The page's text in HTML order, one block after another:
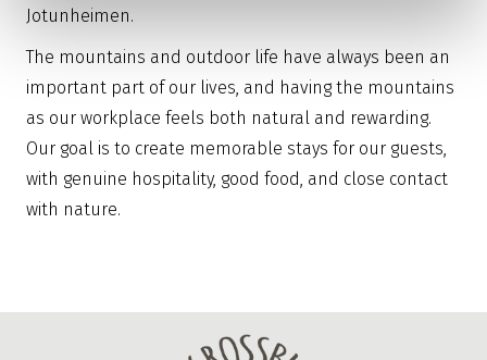
Jotunheimen.
The mountains and outdoor life have always been an
important part of our lives, and having the mountains
as our workplace feels both natural and rewarding.
Our goal is to create memorable stays for our guests,
with genuine hospitality, good food, and close contact
with nature.